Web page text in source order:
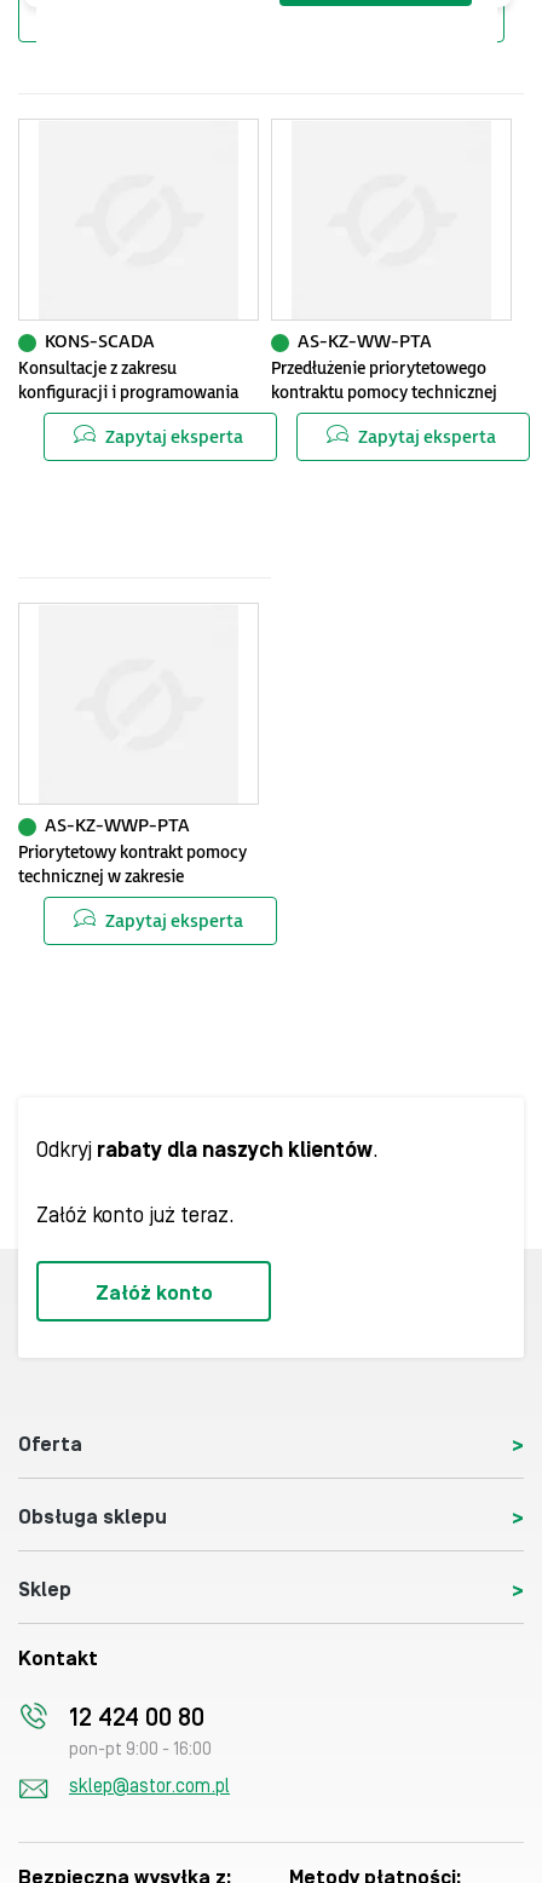
Konsultacje z zakresu
konfiguracji i programowania
systemów SCADA
KONS-SCADA
Zapytaj eksperta
Przedłużenie priorytetowego
kontraktu pomocy technicznej
w zakresie oprogramowania
Wonderware
AS-KZ-WW-PTA
Zapytaj eksperta
Priorytetowy kontrakt pomocy
technicznej w zakresie
oprogramowania Wonderware
AS-KZ-WWP-PTA
Zapytaj eksperta
Odkryj rabaty dla naszych klientów.
Załóż konto już teraz.
Załóż konto
Oferta
Obsługa sklepu
Sklep
Kontakt
12 424 00 80
pon-pt 9:00 - 16:00
sklep@astor.com.pl
Bezpieczna wysyłka z: Metody płatności: